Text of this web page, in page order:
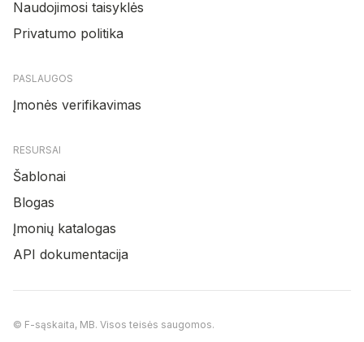
Naudojimosi taisyklės
Privatumo politika
PASLAUGOS
Įmonės verifikavimas
RESURSAI
Šablonai
Blogas
Įmonių katalogas
API dokumentacija
© F-sąskaita, MB. Visos teisės saugomos.